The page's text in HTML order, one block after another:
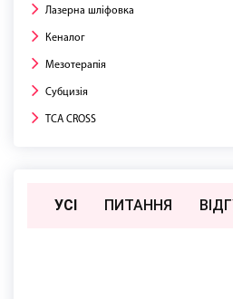
Лазерна шліфовка
Кеналог
Мезотерапія
Субцизія
TCA CROSS
УСІ ПИТАННЯ